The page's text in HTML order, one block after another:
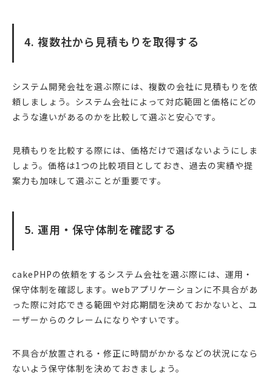
4. 複数社から見積もりを取得する
システム開発会社を選ぶ際には、複数の会社に見積もりを依
頼しましょう。システム会社によって対応範囲と価格にどの
ような違いがあるのかを比較して選ぶと安心です。
見積もりを比較する際には、価格だけで選ばないようにしま
しょう。価格は1つの比較項目としておき、過去の実績や提
案力も加味して選ぶことが重要です。
5. 運用・保守体制を確認する
cakePHPの依頼をするシステム会社を選ぶ際には、運用・
保守体制を確認します。webアプリケーションに不具合があ
った際に対応できる範囲や対応期間を決めておかないと、ユ
ーザーからのクレームになりやすいです。
不具合が放置される・修正に時間がかかるなどの状況になら
ないよう保守体制を決めておきましょう。